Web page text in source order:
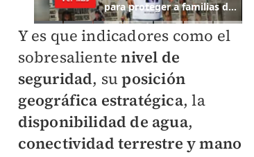
Y es que indicadores como el
sobresaliente nivel de
seguridad, suposición
geográfica estratégica, la
disponibilidad de agua,
conectividad terrestre y mano